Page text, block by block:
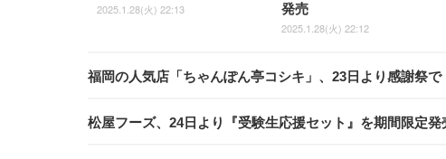
2025.1.28(火) 22:13
発売
2025.1.28(火) 22:12
福岡の人気店「ちゃんぽん亭コシキ」、23日より感謝祭
松屋フーズ、24日より『受験生応援セット』を期間限定